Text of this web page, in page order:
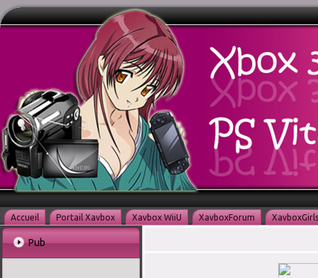
Accueil Portail Xavbox Xavbox WiiU XavboxForum XavboxGirls
Pub